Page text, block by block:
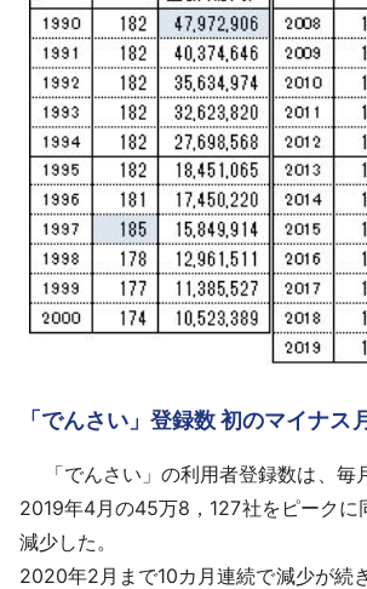
「でんさい」登録数 初のマイナス
「でんさい」の利用者登録数は、毎
2019年4月の45万8，127社をピークに
減少した。
2020年2月まで10カ月連続で減少が続